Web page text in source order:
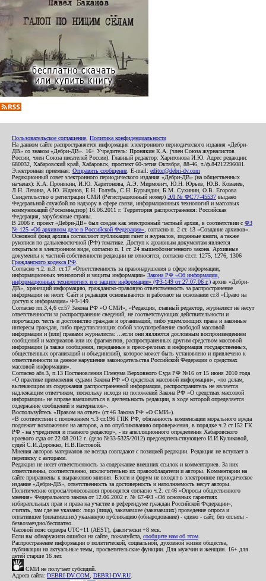
Пользовательское соглашение Политика конфиденциальности
На данном сайте распространяется информация электронного периодического издания «Дебри-
ДВ» со знаком «Дебри-ДВ». 16+ Учредитель: Пронякин К.А. (член Союза журналистов
России, член Союза писателей России). Главный редактор: Харитонова И.Ю. Адрес редакции:
680032, Хабаровский край, Хабаровск, проспект 60-летия Октября, 88-46, т./ф.84212296081.
Электронная приемная: Отправить сообщение . E-mail: editor@debri-dv.com
Редакционный совет электронного периодического издания «Дебри-ДВ» (на общественных
началах): К.А. Пронякин, И.Ю. Харитонова, А.Э. Мирмович, Ю.Н. Юрьев, Ю.В. Ковалев,
Л.Н. Левина, А.Ю. Жданов, Е.Н. Голубь, С.Н. Бурындин, Б.М. Сухинин, О.В. Егорова
Свидетельство о регистрации СМИ (Регистрационный номер) ЭЛ № ФС77-45537 выдано
Федеральной службой по надзору в сфере связи, информационных технологий и массовых
коммуникаций (Роскомнадзор) 16.06.2011 г. Территория распространения: Российская
Федерация, зарубежные страны.
В 2006 г. проект «Дебри-ДВ» был создан как электронный частный архив, в соответствии с ФЗ
№ 125 «Об архивном деле в Российской Федерации» , согласно п. 2 ст. 13 «Создание архивов».
Основной фонд архива составляют публикации газет и журналов, изданные книги, а также
рукописи по дальневосточной (РФ) тематике. Доступ к архивным документам является
открытым в электронном виде, согласно п. 1 ст. 24 вышеобозначенного закона. Архивные
документы к частной собственности редакции не относятся, согласно ст.ст. 1275, 1276, 1306
Гражданского кодекса РФ
Согласно ч.2. п.3. ст.17 «Ответственность за правонарушения в сфере информации,
информационных технологий и защиты информации» Закона РФ «Об информации,
информационных технологиях и о защите информации» (ФЗ-149 от 27.07.06 г.) архив «Дебри-
ДВ», хранящий информацию, гражданско-правовую ответственность за распространение
информации не несет. Сайт и редакция основываются и работают на основании ст.8 «Право на
доступ к информации» ФЗ-149.
Согласно пп.3,4,6 ст.57 Закона РФ «О СМИ», «Редакция, главный редактор, журналист не несут
ответственности за распространение сведений, не соответствующих действительности и
порочащих честь и достоинство граждан и организаций, либо ущемляющих права и законные
интересы граждан, либо представляющих собой злоупотребление свободой массовой
информации и (или) правами журналиста: ...если они являются дословным воспроизведением
сообщений и материалов или их фрагментов, распространенных другим средством массовой
информации (а также сообщения, переданные в пресс-релизах и информация государственных,
общественных организаций и объединений), которое может быть установлено и привлечено к
ответственности за данное нарушение законодательства Российской Федерации о средствах
массовой информации».
Согласно абз.3, п.13 Постановления Пленума Верховного Суда РФ №16 от 15 июня 2010 года
«О практике применения судами Закона РФ «О средствах массовой информации», «по делам,
вытекающим из содержания распространенной информации, распространитель не является
надлежащим ответчиком, поскольку исходя из положений Закона РФ «О средствах массовой
информации» не вправе вмешиваться в деятельность редакции, в ходе которой определяется
содержание сообщений и материалов».
Воспользуйтесь «Правом на ответ» (ст.46 Закона РФ «О СМИ»).
«В соответствии с положением ч.3 ст.196 ГПК РФ, обязанность компенсации морального вреда
подлежит возложению на авторов, а по опубликованию опровержения, в порядке ч.2 ст.152 ГК
РФ - на учредителя и главного редактор», - из апелляционного определения Хабаровского
краевого суда от 22.08.2012 г. (дело №33-5325/2012) председательствующего И.И.Куликовой,
судей С.И.Дорожко, Н.В.Пестовой.
Мнения авторов материалов не всегда совпадают с позицией редакции. Редакция не вступает в
переписку с авторами.
Редакция не несет ответственность за содержание внешних ссылок и комментариев. За них
ответственны, соответственно, исключительно их правообладатели и авторы. Комментарии на
сайте приравнены к выражению мнения. Блоги и форум не входят в электронное периодическое
издание «Дебри-ДВ», ответственность за достоверность и наполняемость несут авторы.
Политические опросы/голосования проводятся согласно ч.2. ст.46 «Опросы общественного
мнения» Федерального закона от 12.06.2002 г. № 67-ФЗ «Об основных гарантиях
избирательных прав и права на участие в референдуме граждан Российской Федерации»;
считать, там где не указано: лицо (лица), заказавшее (заказавших) проведение опроса и
оплатившее (оплативших) указанную публикацию (обнародование) - едино - сайт, без оплаты -
безвозмездно/бесплатно.
Часовой пояс сервера UTC+11 (AEST), фактически +8 мск.
Если вы обнаружили ошибки на сайте, пожалуйста, сообщите нам об этом
Распространение информации о политической, социальной, духовной жизни общества,
публикации на актуальные темы, просветительские функции. Для мужчин и женщин. 16+ для
детей старше 16 лет.
СМИ не получает субсидий.
Адреса сайта: DEBRI-DV.COM DEBRI-DV.RU